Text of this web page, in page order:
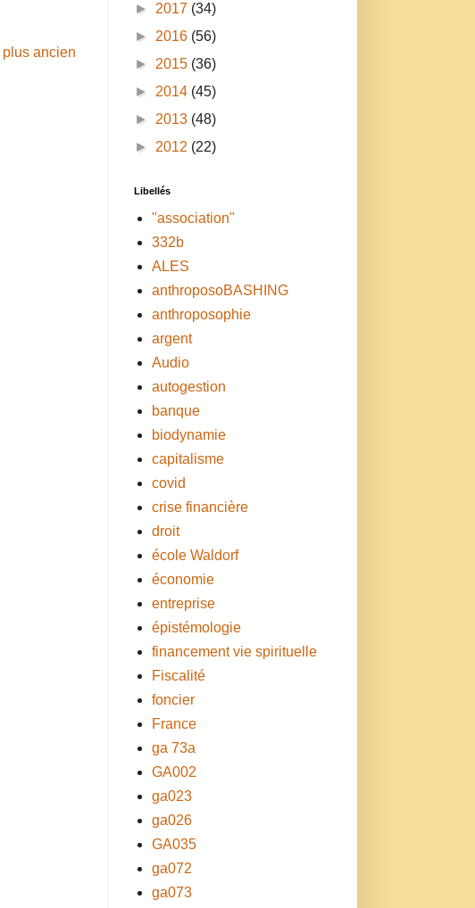
ancien
► 2017 (34)
► 2016 (56)
► 2015 (36)
► 2014 (45)
► 2013 (48)
► 2012 (22)
Libellés
"association"
332b
ALES
anthroposoBASHING
anthroposophie
argent
Audio
autogestion
banque
biodynamie
capitalisme
covid
crise financière
droit
école Waldorf
économie
entreprise
épistémologie
financement vie spirituelle
Fiscalité
foncier
France
ga 73a
GA002
ga023
ga026
GA035
ga072
ga073